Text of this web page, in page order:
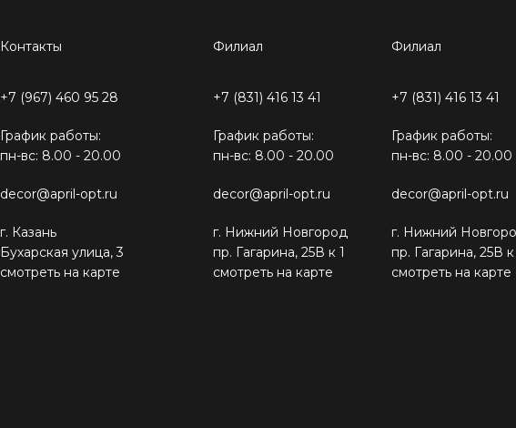
Контакты
+7 (967) 460 95 28
График работы:
пн-вс: 8.00 - 20.00
decor@april-opt.ru
г. Казань
Бухарская улица, 3
смотреть на карте
Филиал
+7 (831) 416 13 41
График работы:
пн-вс: 8.00 - 20.00
decor@april-opt.ru
г. Нижний Новгород
пр. Гагарина, 25В к 1
смотреть на карте
Филиал
+7 (831) 416 13 41
График работы:
пн-вс: 8.00 - 20.00
decor@april-opt.ru
г. Нижний
пр. Гагарина, 25В к
смотреть на карте